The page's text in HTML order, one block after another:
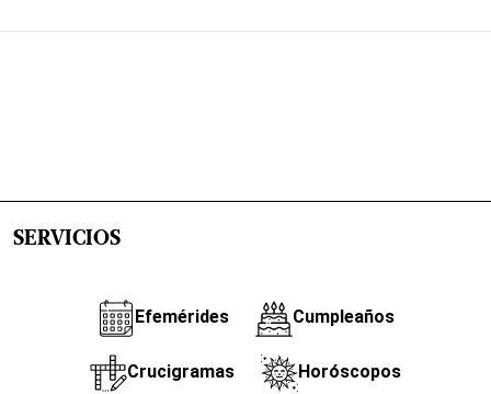
SERVICIOS
Efemérides Cumpleaños
Crucigramas Horóscopos